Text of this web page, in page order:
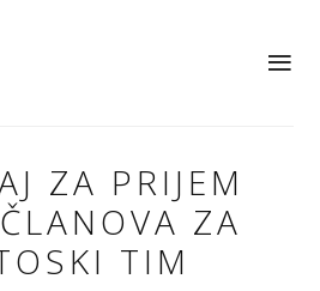
ZA PRIJEM
ZA
TIM